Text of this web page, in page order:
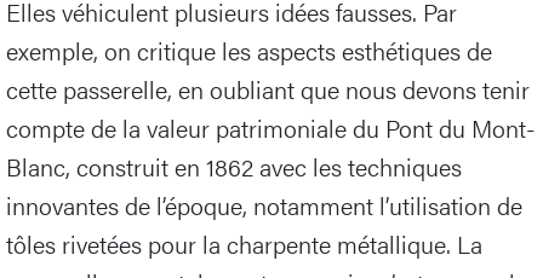
Elles véhiculent plusieurs idées fausses. Par
exemple, on critique les aspects esthétiques de
cette passerelle, en oubliant que nous devons tenir
compte de la valeur patrimoniale du Pont du Mont-
Blanc, construit en 1862 avec les techniques
innovantes de l’époque, notamment l’utilisation de
tôles rivetées pour la charpente métallique. La